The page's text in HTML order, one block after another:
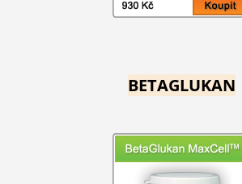
BETAGLUKAN